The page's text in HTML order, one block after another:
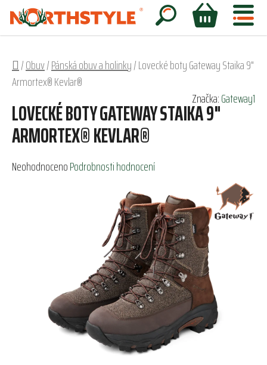
Přejít
obsah
Hledat
NÁKUPNÍ
Domů
/Obuv/Pánská obuv a holinky/Lovecké boty Gateway Staika 9"
Armortex® Kevlar®
LOVECKÉ BOTY GATEWAY STAIKA 9"
ARMORTEX® KEVLAR®
Průměrné
NeohodnocenoPodrobnosti hodnocení
Značka:Gateway1